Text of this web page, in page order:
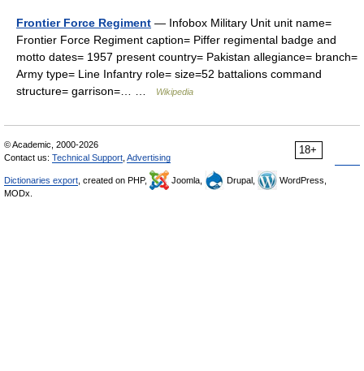
Frontier Force Regiment — Infobox Military Unit unit name=
Frontier Force Regiment caption= Piffer regimental badge and
motto dates= 1957 present country= Pakistan allegiance= branch=
Army type= Line Infantry role= size=52 battalions command
structure= garrison=… …
Wikipedia
18+
© Academic, 2000-2026
Contact us: Technical Support Advertising
Dictionaries export , created on PHP, Joomla, Drupal,
WordPress,
MODx.